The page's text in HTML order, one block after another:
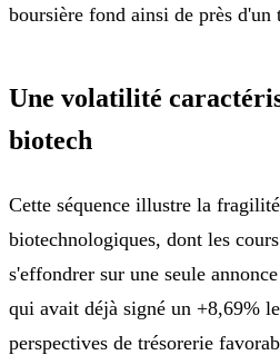
boursière fond ainsi de près d'un
Une volatilité
biotech
Cette séquence illustre la
biotechnologiques, dont les
s'effondrer sur une seule
qui avait déjà signé un +8,69%
perspectives de trésorerie